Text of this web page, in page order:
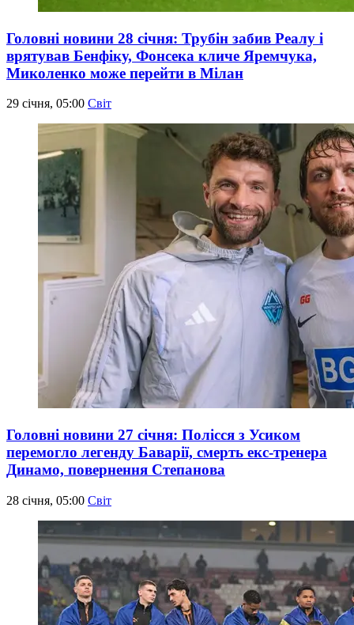
Головні новини 28 січня: Трубін забив Реалу і
врятував Бенфіку, Фонсека кличе Яремчука,
Миколенко може перейти в Мілан
29 січня, 05:00 Світ
Головні новини 27 січня: Полісся з Усиком
перемогло легенду Баварії, смерть екс-тренера
Динамо, повернення Степанова
28 січня, 05:00 Світ